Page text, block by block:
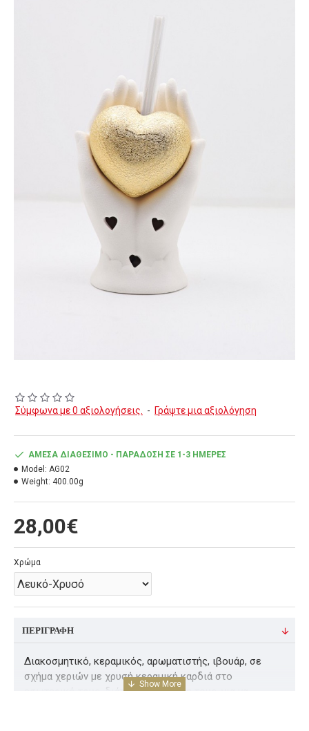
Σύμφωνα με 0 αξιολογήσεις. - Γράψτε μια αξιολόγηση
28,00€
ΆΜΕΣΑ ΔΙΑΘΈΣΙΜΟ - ΠΑΡΆΔΟΣΗ ΣΕ 1-3 ΗΜΈΡΕΣ
Model: AG02
Weight: 400.00g
Χρώμα
ΠΕΡΙΓΡΑΦΉ
Διακοσμητικό, κεραμικός, αρωματιστής, ιβουάρ, σε
σχήμα χεριών με χρυσή κεραμική καρδιά στο
εσωτερικό τους, διάτρητα στη βάση τους, για να